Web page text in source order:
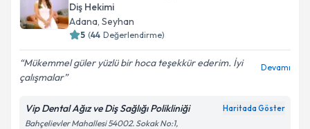
Diş Hekimi
Adana, Seyhan
5 (44 Değerlendirme)
Mükemmel güler yüzlü bir hoca teşekkür ederim. İyi
çalışmalar
Devamı
Vip Dental Ağız ve Diş Sağlığı Polikliniği Haritada Göster
Bahçelievler Mahallesi 54002. Sokak No:1,